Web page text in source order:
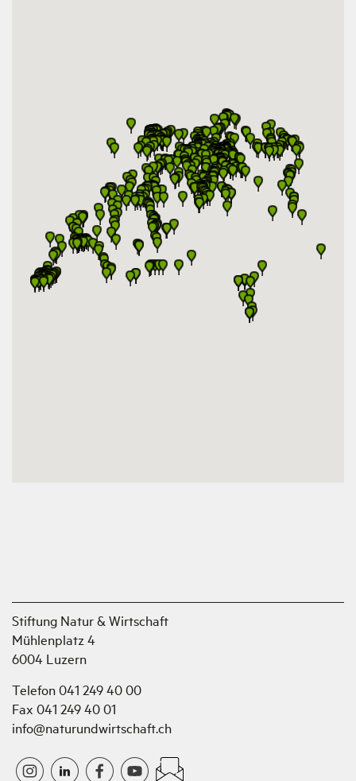
Stiftung Natur & Wirtschaft
Mühlenplatz 4
6004 Luzern
Telefon 041 249 40 00
Fax 041 249 40 01
info@naturundwirtschaft.ch